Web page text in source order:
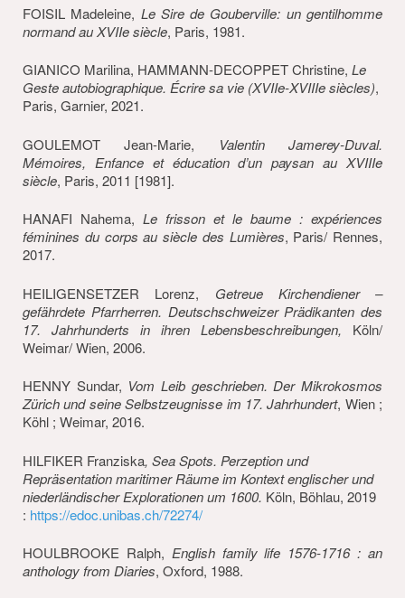
FOISIL Madeleine, Le Sire de Gouberville: un gentilhomme
normand au XVIIe siècle, Paris, 1981.
GIANICO Marilina, HAMMANN-DECOPPET Christine, Le
Geste autobiographique. Écrire sa vie (XVIIe-XVIIIe siècles),
Paris, Garnier, 2021.
GOULEMOT Jean-Marie,
Valentin Jamerey-Duval.
Mémoires, Enfance et éducation d’un paysan au XVIIIe
siècle, Paris, 2011 [1981].
HANAFI Nahema, Le frisson et le baume : expériences
féminines du corps au siècle des Lumières, Paris/ Rennes,
2017.
HEILIGENSETZER Lorenz, Getreue Kirchendiener –
gefährdete Pfarrherren. Deutschschweizer Prädikanten des
17. Jahrhunderts in ihren Lebensbeschreibungen, Köln/
Weimar/ Wien, 2006.
HENNY Sundar, Vom Leib geschrieben. Der Mikrokosmos
Zürich und seine Selbstzeugnisse im 17.Jahrhundert, Wien ;
Köhl ; Weimar, 2016.
HILFIKER Franziska, Sea Spots. Perzeption und
Repräsentation maritimer Räume im Kontext englischer und
niederländischer Explorationen um 1600. Köln, Böhlau, 2019
: https://edoc.unibas.ch/72274/
HOULBROOKE Ralph, English family life 1576-1716 : an
anthology from Diaries, Oxford, 1988.